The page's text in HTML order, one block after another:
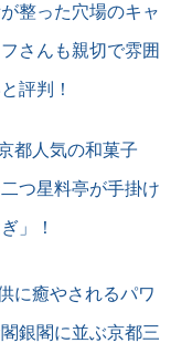
整った穴場のキャ
さんも親切で雰囲
評判！
都人気の和菓子
つ星料亭が手掛け
」！
に癒やされるパワ
銀閣に並ぶ京都三